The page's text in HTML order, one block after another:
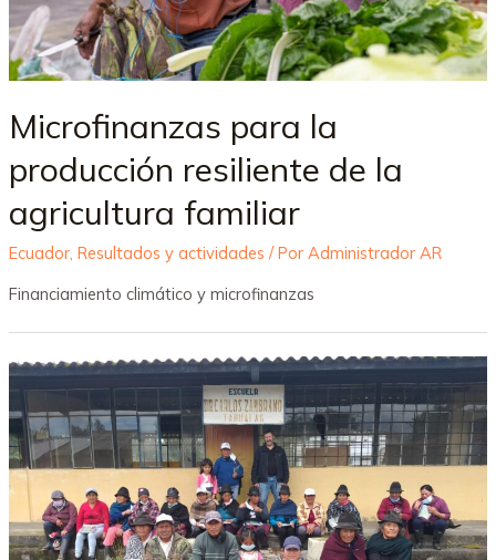
Microfinanzas para la
producción resiliente de la
agricultura familiar
Ecuador, Resultados y actividades / Por Administrador AR
Financiamiento climático y microfinanzas